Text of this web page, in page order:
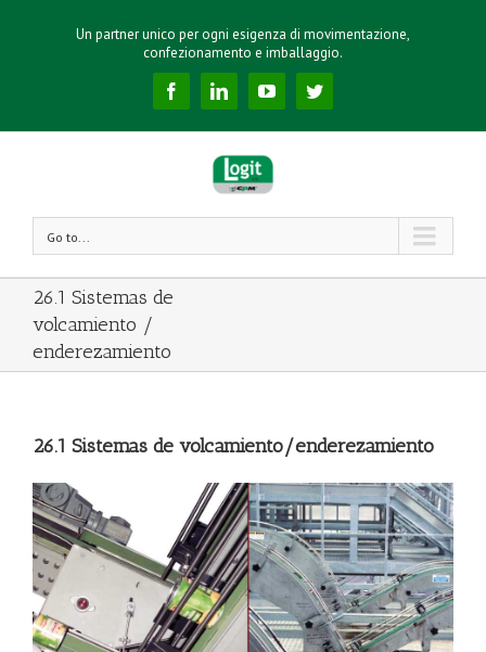
Un partner unico per ogni esigenza di movimentazione,
confezionamento e imballaggio.
FacebookLinkedinYouTubeTwitter
Go to...
26.1 Sistemas de
volcamiento /
enderezamiento
26.1 Sistemas de volcamiento/enderezamiento